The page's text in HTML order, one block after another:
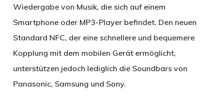
Wiedergabe von Musik, die sich auf einem
Smartphone oder MP3-Player befindet. Den neuen
Standard NFC, der eine schnellere und bequemere
Kopplung mit dem mobilen Gerät ermöglicht,
unterstützen jedoch lediglich die Soundbars von
Panasonic, Samsung und Sony.